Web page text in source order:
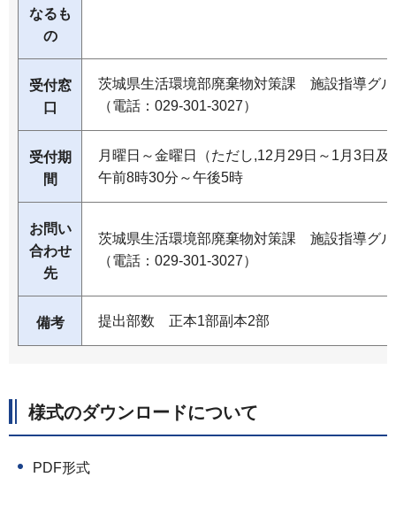
なるも
の
受付窓
口
茨城県生活環境部廃棄物対策課 施設指導グ
（電話：029-301-3027）
受付期
間
月曜日～金曜日（ただし,12月29日～1月3日及
午前8時30分～午後5時
お問い
合わせ
先
茨城県生活環境部廃棄物対策課 施設指導グ
（電話：029-301-3027）
備考 提出部数 正本1部副本2部
様式のダウンロードについて
PDF形式